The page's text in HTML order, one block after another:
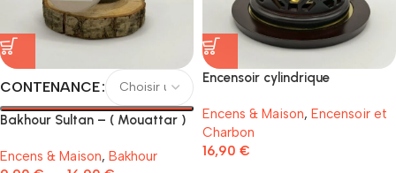
CONTENANCE
Bakhour Sultan – ( Mouattar )
Encens & Maison, Bakhour
Encensoir cylindrique
Encens & Maison, Encensoir et
Charbon
16,90 €